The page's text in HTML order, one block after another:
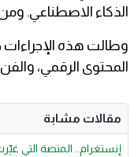
الذكاء الاصطناعي.
وطالت هذه
المحتوى الرقمي،
مقالات مشابة
إنستغرام.. المنصة التي